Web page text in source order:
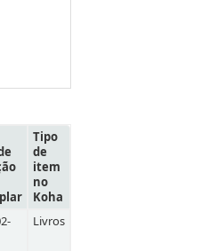
Tipo
de
item
no
Koha
Livros